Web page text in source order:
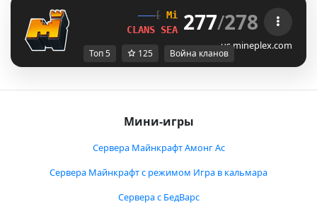
[ Mineplex Games ]
CLANS SEASON 1 LIVE NOW!
277/278
us.mineplex.com
Топ 5 125 Война кланов
Мини-игры
Сервера Майнкрафт Амонг Ас
Сервера Майнкрафт с режимом Игра в кальмара
Сервера с БедВарс